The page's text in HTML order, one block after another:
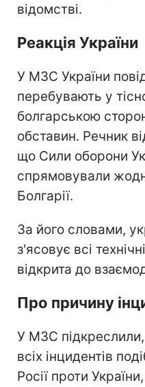
відомстві.
Реакція України
У МЗС України
перебувають у
болгарською
обставин. Речник
що Сили оборони
спрямовували
Болгарії.
За його словами,
з'ясовує всі
відкрита до
Про причину
У МЗС
всіх інцидентів
Росії проти